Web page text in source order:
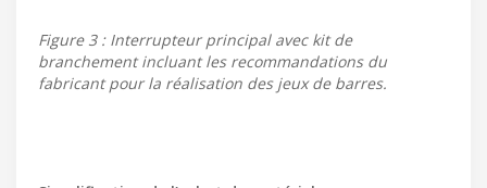
Figure 3 : Interrupteur principal avec kit de
branchement incluant les recommandations du
fabricant pour la réalisation des jeux de barres.